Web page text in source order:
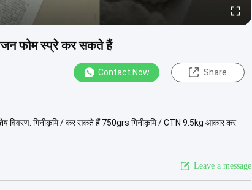
फोम स्प्रे कर सकते हैं
Contact Now Share
विवरण: गिनीकृमि / कर सकते हैं 750grs गिनीकृमि / CTN 9.5kg आकार कर
Leave a message